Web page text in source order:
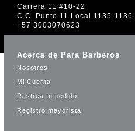
Carrera 11 #10-22
C.C. Punto 11 Local 1135-1136
+57 3003070623
Acerca de Para Barberos
Nosotros
Mi Cuenta
Rastrea tu pedido
Registro mayorista